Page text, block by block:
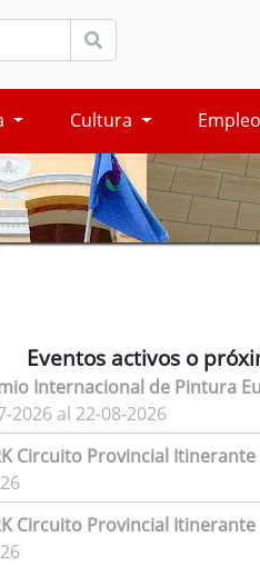
Cultura Empleo
Eventos activos o
Internacional de Pintura
2026 al 22-08-2026
Circuito Provincial Itinerante
Circuito Provincial Itinerante